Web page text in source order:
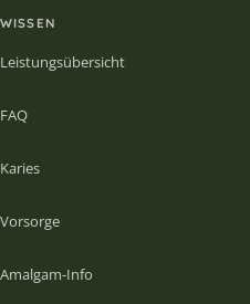
WISSEN
Leistungsübersicht
FAQ
Karies
Vorsorge
Amalgam-Info